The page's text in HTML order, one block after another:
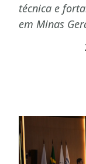
técnica e
em Minas